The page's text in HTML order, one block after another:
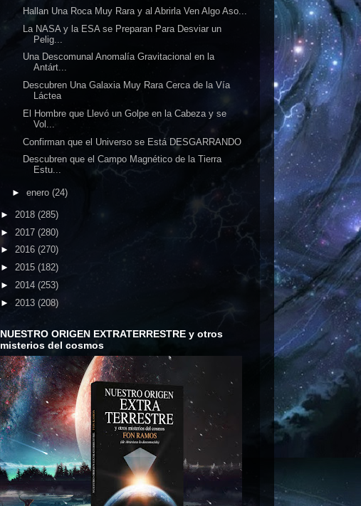
Hallan Una Roca Muy Rara y al Abrirla Ven Algo Aso...
La NASA y la ESA se Preparan Para Desviar un
Pelig...
Una Descomunal Anomalía Gravitacional en la
Antárt...
Descubren Una Galaxia Muy Rara Cerca de la Vía
Láctea
El Hombre que Llevó un Golpe en la Cabeza y se
Vol...
Confirman que el Universo se Está DESGARRANDO
Descubren que el Campo Magnético de la Tierra
Estu...
► enero (24)
► 2018 (285)
► 2017 (280)
► 2016 (270)
► 2015 (182)
► 2014 (253)
► 2013 (208)
NUESTRO ORIGEN EXTRATERRESTRE y otros
misterios del cosmos